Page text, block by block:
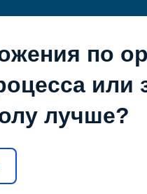
по
или
лучше?